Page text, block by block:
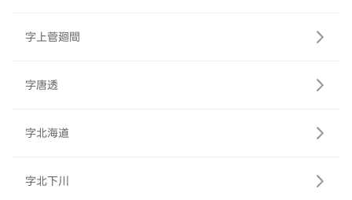
字上菅廻間
字唐透
字北海道
字北下川